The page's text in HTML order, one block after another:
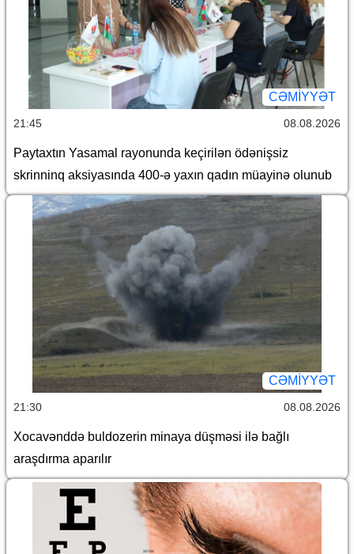
CƏMİYYƏT
21:45 08.08.2026
Paytaxtın Yasamal rayonunda keçirilən ödənişsiz
skrinninq aksiyasında 400-ə yaxın qadın müayinə olunub
CƏMİYYƏT
21:30 08.08.2026
Xocavənddə buldozerin minaya düşməsi ilə bağlı
araşdırma aparılır